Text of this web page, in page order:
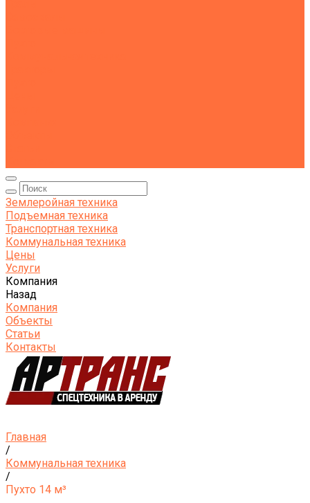
Землеройная техника
Подъемная техника
Транспортная техника
Коммунальная техника
Цены
Услуги
Компания
Назад
Компания
Объекты
Статьи
Контакты
Главная
/
Коммунальная техника
/
Пухто 14 м³